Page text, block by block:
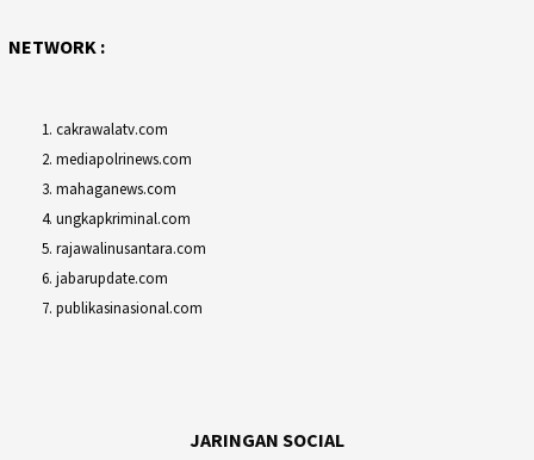
NETWORK :
cakrawalatv.com
mediapolrinews.com
mahaganews.com
ungkapkriminal.com
rajawalinusantara.com
jabarupdate.com
publikasinasional.com
JARINGAN SOCIAL